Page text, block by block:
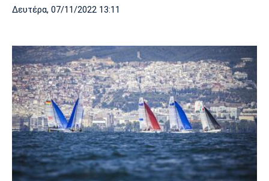
Μπορούσια
Ντόρτμουντ
Παρί Σεν
Ζερμέν
Μαρσέιγ
Μονακό
Ερυθρός
Αστέρας
Τότεναμ
Δευτέρα, 07/11/2022 13:11